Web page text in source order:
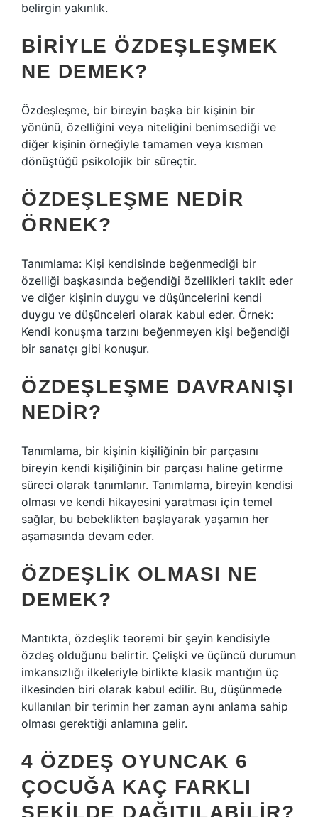
belirgin yakınlık.
BIRIYLE ÖZDEŞLEŞMEK
NE DEMEK?
Özdeşleşme, bir bireyin başka bir kişinin bir
yönünü, özelliğini veya niteliğini benimsediği ve
diğer kişinin örneğiyle tamamen veya kısmen
dönüştüğü psikolojik bir süreçtir.
ÖZDEŞLEŞME NEDIR
ÖRNEK?
Tanımlama: Kişi kendisinde beğenmediği bir
özelliği başkasında beğendiği özellikleri taklit eder
ve diğer kişinin duygu ve düşüncelerini kendi
duygu ve düşünceleri olarak kabul eder. Örnek:
Kendi konuşma tarzını beğenmeyen kişi beğendiği
bir sanatçı gibi konuşur.
ÖZDEŞLEŞME DAVRANIŞI
NEDIR?
Tanımlama, bir kişinin kişiliğinin bir parçasını
bireyin kendi kişiliğinin bir parçası haline getirme
süreci olarak tanımlanır. Tanımlama, bireyin kendisi
olması ve kendi hikayesini yaratması için temel
sağlar, bu bebeklikten başlayarak yaşamın her
aşamasında devam eder.
ÖZDEŞLIK OLMASI NE
DEMEK?
Mantıkta, özdeşlik teoremi bir şeyin kendisiyle
özdeş olduğunu belirtir. Çelişki ve üçüncü durumun
imkansızlığı ilkeleriyle birlikte klasik mantığın üç
ilkesinden biri olarak kabul edilir. Bu, düşünmede
kullanılan bir terimin her zaman aynı anlama sahip
olması gerektiği anlamına gelir.
4 ÖZDEŞ OYUNCAK 6
ÇOCUĞA KAÇ FARKLI
ŞEKILDE DAĞITILABILIR?